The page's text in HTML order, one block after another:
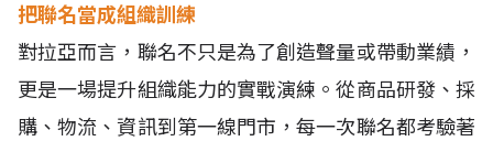
把聯名當成組織訓練
對拉亞而言，聯名不只是為了創造聲量或帶動業績，
更是一場提升組織能力的實戰演練。從商品研發、採
購、物流、資訊到第一線門市，每一次聯名都考驗著